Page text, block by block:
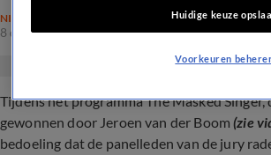
NIEUWS
8 dec 2023, 19:59
Tijdens het programma The Masked
gewonnen door Jeroen van der Boom (zie
bedoeling dat de panelleden van de jury
Huidige keuze
Voorkeuren